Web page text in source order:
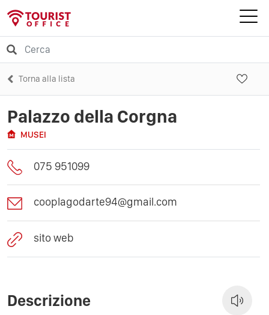
Torna alla lista
Palazzo della Corgna
MUSEI
075 951099
cooplagodarte94@gmail.com
sito web
Descrizione